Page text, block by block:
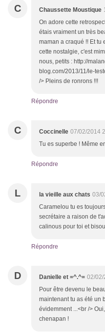
C Chaussette Moustique
On adore cette
étais vraiment un très
maman a craqué !! Et tu
cette nostalgie, c'est
nous, petits : http://
blog.com/2013/11/le-
/> Pleins de ronrons !!!
Répondre
C Coccinelle 07/02/2014
Tu es superbe ! Même
Répondre
L la vieille aux chats 03/
Caramelou tu es
secrétaire a raison de
calinous pour toi et
Répondre
D Danielle et =^.^= 02/02/
Pour être devenu le
maintenant tu as été un
évidemment ...<br />
chenapan !